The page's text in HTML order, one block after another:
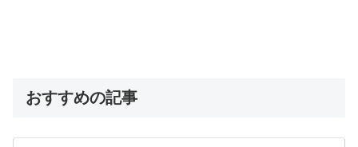
おすすめの記事